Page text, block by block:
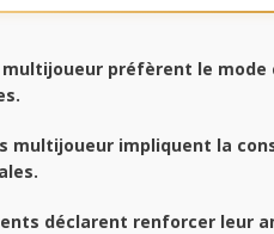
multijoueur préfèrent le
multijoueur impliquent la
déclarent renforcer leur